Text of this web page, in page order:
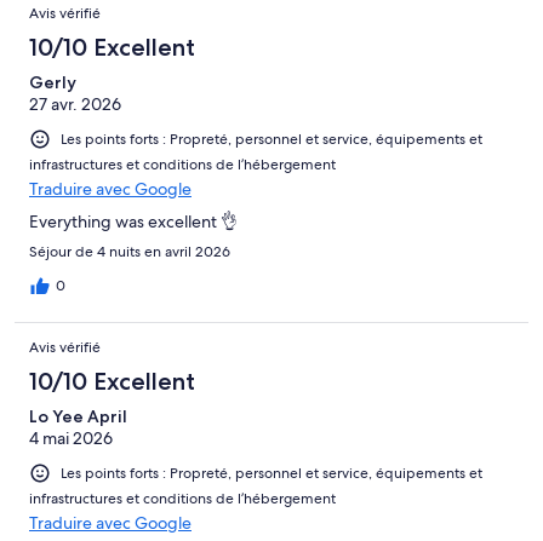
Avis vérifié
10/10 Excellent
Gerly
27 avr. 2026
Les points forts : Propreté, personnel et service, équipements et
infrastructures et conditions de l’hébergement
Traduire avec Google
Everything was excellent 👌
Séjour de 4 nuits en avril 2026
0
Avis vérifié
10/10 Excellent
Lo Yee April
4 mai 2026
Les points forts : Propreté, personnel et service, équipements et
infrastructures et conditions de l’hébergement
Traduire avec Google